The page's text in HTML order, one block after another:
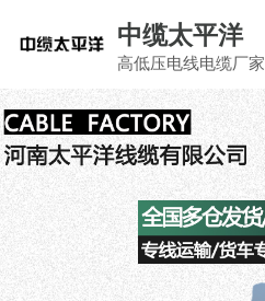
中缆太平洋
高低压电线电缆厂家